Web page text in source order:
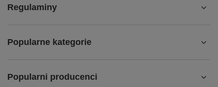
Regulaminy
Popularne kategorie
Popularni producenci